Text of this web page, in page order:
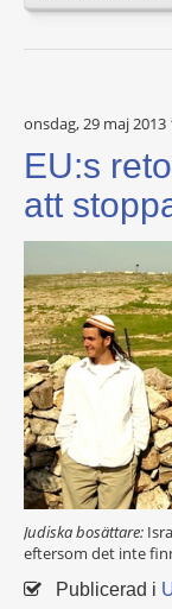
onsdag, 29 maj 2013
EU:s
att
Judiska bosättare:
eftersom det inte
Publicerad i